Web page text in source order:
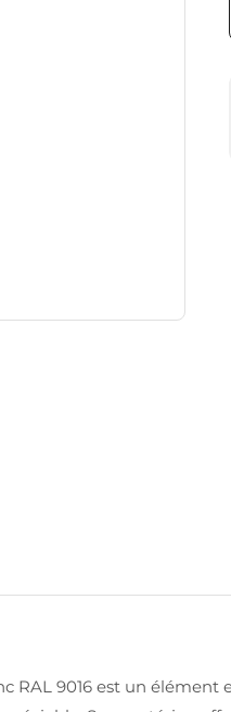
RAL 9016 est un